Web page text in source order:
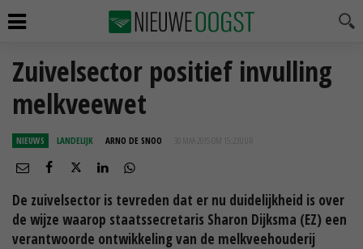
Zuivelsector positief invulling
melkveewet
NIEUWS LANDELIJK ARNO DE SNOO 30 MAA 2015 OM 15:23
De zuivelsector is tevreden dat er nu duidelijkheid is over
de wijze waarop staatssecretaris Sharon Dijksma (EZ) een
verantwoorde ontwikkeling van de melkveehouderij